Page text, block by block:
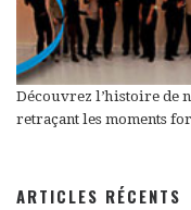
Découvrez l’histoire de
retraçant les moments
ARTICLES RÉCENTS